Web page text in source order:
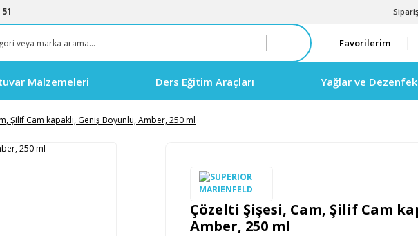
Favorilerim
Malzemeleri Ders Eğitim Araçları Yağlar ve
Şilif Cam kapaklı, Geniş Boyunlu, Amber, 250 ml
Çözelti Şişesi, Cam, Şilif Cam
Amber, 250 ml